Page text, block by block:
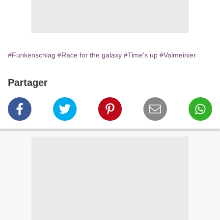
#Funkenschlag #Race for the galaxy #Time's up #Valmeinier
Partager